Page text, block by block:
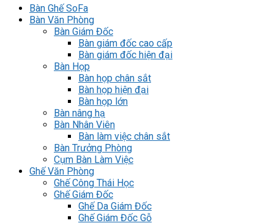
số
lượng
Bàn Ghế SoFa
Bàn Văn Phòng
Bàn Giám Đốc
Bàn giám đốc cao cấp
Bàn giám đốc hiện đại​
Bàn Họp
Bàn họp chân sắt
Bàn họp hiện đại
Bàn họp lớn
Bàn nâng hạ
Bàn Nhân Viên
Bàn làm việc chân sắt
Bàn Trưởng Phòng
Cụm Bàn Làm Việc
Ghế Văn Phòng
Ghế Công Thái Học
Ghế Giám Đốc
Ghế Da Giám Đốc
Ghế Giám Đốc Gỗ